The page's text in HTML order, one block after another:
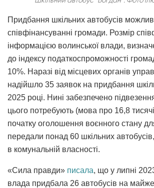
Придбання шкільних автобусів
співфінансуванні громади. Розмір
інформацією волинської влади,
до індексу податкоспроможності
10%. Наразі від місцевих органів
надійшло 35 заявок на придбання
2025 році. Нині забезпечено
цього потребують (мова про 16,8
початку оголошення воєнного стану
передали понад 60 шкільних
в комунальній власності.
«Сила правди» писала, що у липні
влада придбала 26 автобусів на